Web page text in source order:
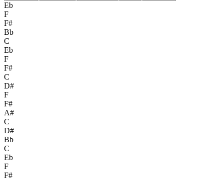
Eb
F
F#
Bb
C
Eb
F
F#
C
D#
F
F#
A#
C
D#
Bb
C
Eb
F
F#